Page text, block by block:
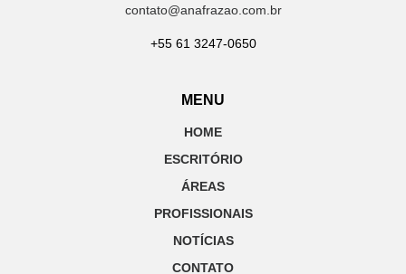
contato@anafrazao.com.br
+55 61 3247-0650
MENU
HOME
ESCRITÓRIO
ÁREAS
PROFISSIONAIS
NOTÍCIAS
CONTATO